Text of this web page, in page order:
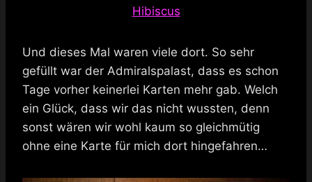
Hibiscus
Und dieses Mal waren viele dort. So sehr
gefüllt war der Admiralspalast, dass es schon
Tage vorher keinerlei Karten mehr gab. Welch
ein Glück, dass wir das nicht wussten, denn
sonst wären wir wohl kaum so gleichmütig
ohne eine Karte für mich dort hingefahren…